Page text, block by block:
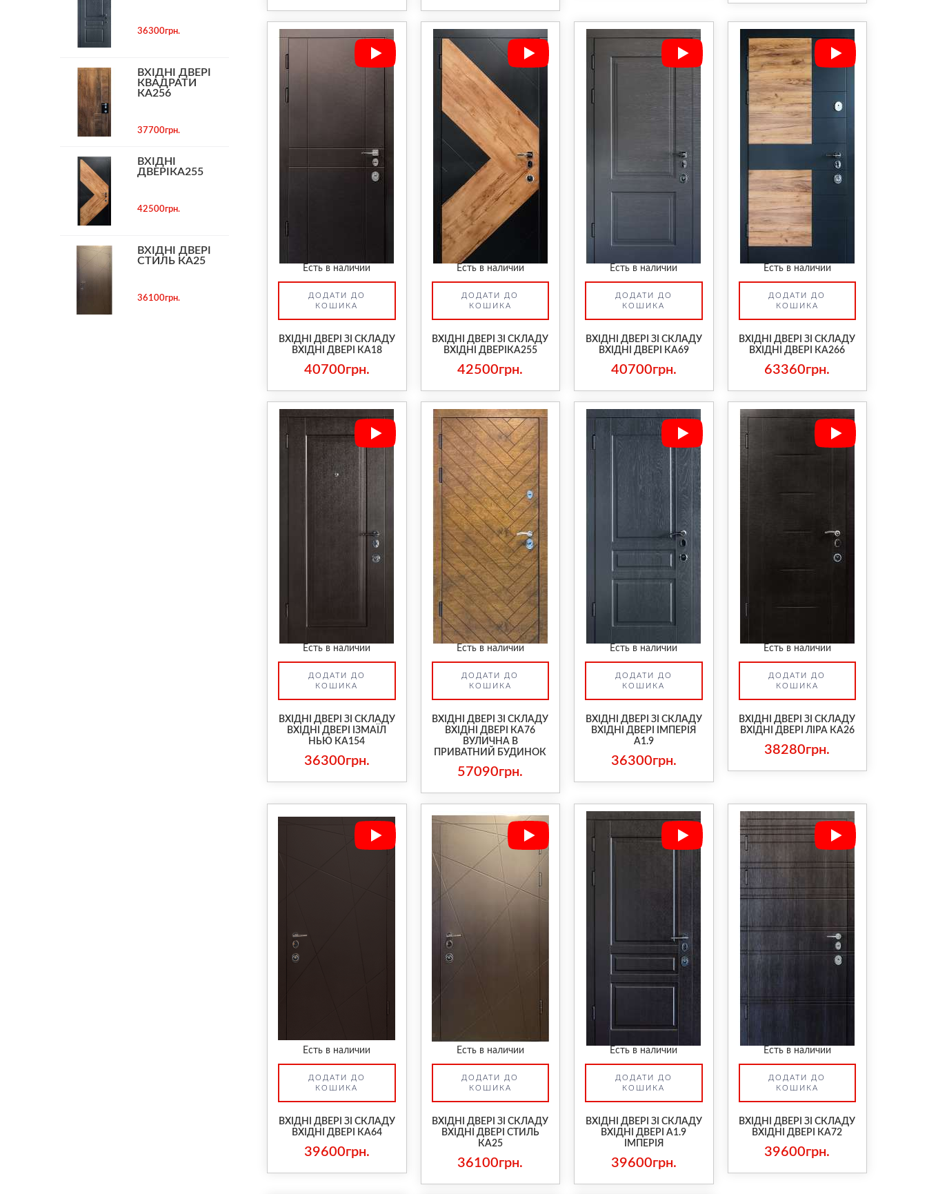
36300грн.
ВХІДНІ ДВЕРІ
КВАДРАТИ
КА256
37700грн.
ВХІДНІ
ДВЕРІКА255
42500грн.
ВХІДНІ ДВЕРІ
СТИЛЬ КА25
36100грн.
Есть в наличии
ДОДАТИ ДО
КОШИКА
ВХІДНІ ДВЕРІ ЗІ СКЛАДУ
ВХІДНІ ДВЕРІ КА18
40700грн.
Есть в наличии
ДОДАТИ ДО
КОШИКА
ВХІДНІ ДВЕРІ ЗІ СКЛАДУ
ВХІДНІ ДВЕРІКА255
42500грн.
Есть в наличии
ДОДАТИ ДО
КОШИКА
ВХІДНІ ДВЕРІ ЗІ СКЛАДУ
ВХІДНІ ДВЕРІ КА69
40700грн.
Есть в наличии
ДОДАТИ ДО
КОШИКА
ВХІДНІ ДВЕРІ ЗІ СКЛАДУ
ВХІДНІ ДВЕРІ КА266
63360грн.
Есть в наличии
ДОДАТИ ДО
КОШИКА
ВХІДНІ ДВЕРІ ЗІ СКЛАДУ
ВХІДНІ ДВЕРІ ІЗМАЇЛ
НЬЮ КА154
36300грн.
Есть в наличии
ДОДАТИ ДО
КОШИКА
ВХІДНІ ДВЕРІ ЗІ СКЛАДУ
ВХІДНІ ДВЕРІ КА76
ВУЛИЧНА В
ПРИВАТНИЙ БУДИНОК
57090грн.
Есть в наличии
ДОДАТИ ДО
КОШИКА
ВХІДНІ ДВЕРІ ЗІ СКЛАДУ
ВХІДНІ ДВЕРІ ІМПЕРІЯ
А1.9
36300грн.
Есть в наличии
ДОДАТИ ДО
КОШИКА
ВХІДНІ ДВЕРІ ЗІ СКЛАДУ
ВХІДНІ ДВЕРІ ЛІРА КА26
38280грн.
Есть в наличии
ДОДАТИ ДО
КОШИКА
ВХІДНІ ДВЕРІ ЗІ СКЛАДУ
ВХІДНІ ДВЕРІ КА64
39600грн.
Есть в наличии
ДОДАТИ ДО
КОШИКА
ВХІДНІ ДВЕРІ ЗІ СКЛАДУ
ВХІДНІ ДВЕРІ СТИЛЬ
КА25
36100грн.
Есть в наличии
ДОДАТИ ДО
КОШИКА
ВХІДНІ ДВЕРІ ЗІ СКЛАДУ
ВХІДНІ ДВЕРІ А1.9
ІМПЕРІЯ
39600грн.
Есть в наличии
ДОДАТИ ДО
КОШИКА
ВХІДНІ ДВЕРІ ЗІ СКЛАДУ
ВХІДНІ ДВЕРІ КА72
39600грн.